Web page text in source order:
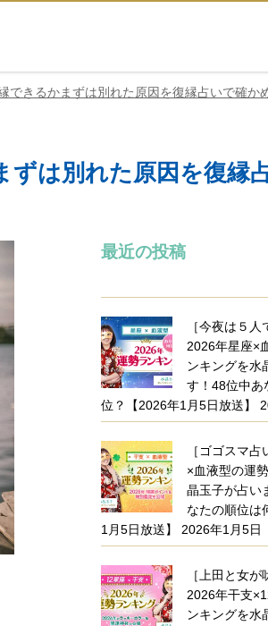
できるかまずは別れた原因を復縁占いで確か
は別れた原因を復縁
最近の投稿
［今夜は５人
2026年星座×
ンキングを水
す！48位中あ
位？【2026年1月5日放送】
［ゴゴスマ
×血液型の運
晶玉子が占い
なたの順位は
1月5日放送】
2026年1月5日
［上田と女が
2026年干支
ンキングを水